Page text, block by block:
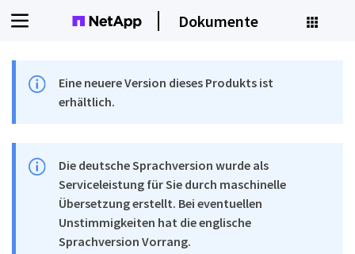
Dokumente
Eine neuere Version dieses Produkts ist
erhältlich.
Die deutsche Sprachversion wurde als
Serviceleistung für Sie durch maschinelle
Übersetzung erstellt. Bei eventuellen
Unstimmigkeiten hat die englische
Sprachversion Vorrang.